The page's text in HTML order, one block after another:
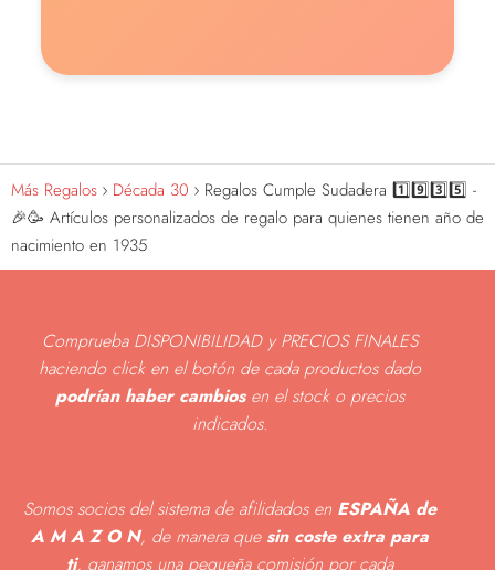
Más Regalos Década 30
Regalos Cumple Sudadera 1️⃣9️⃣3️⃣5️⃣ -
🎉🥳 Artículos personalizados de regalo para quienes tienen año de
nacimiento en 1935
Comprueba DISPONIBILIDAD y PRECIOS FINALES
haciendo click en el botón de cada productos dado
podrían haber cambiosen el stock o precios
indicados.
Somos socios del sistema de afilidados en ESPAÑA de
A M A Z O N, de manera que sin coste extra para
ti, ganamos una pequeña comisión por cada